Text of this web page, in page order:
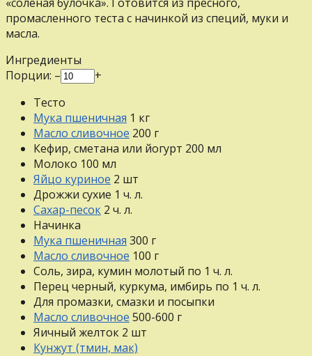
промасленного теста с начинкой из специй, муки и
масла.
Ингредиенты
Порции: –
+
Тесто
Мука пшеничная 1 кг
Масло сливочное 200 г
Кефир, сметана или йогурт 200 мл
Молоко 100 мл
Яйцо куриное 2 шт
Дрожжи сухие 1 ч. л.
Сахар-песок 2 ч. л.
Начинка
Мука пшеничная 300 г
Масло сливочное 100 г
Соль, зира, кумин молотый по 1 ч. л.
Перец черный, куркума, имбирь по 1 ч. л.
Для промазки, смазки и посыпки
Масло сливочное 500-600 г
Яичный желток 2 шт
Кунжут (тмин, мак)